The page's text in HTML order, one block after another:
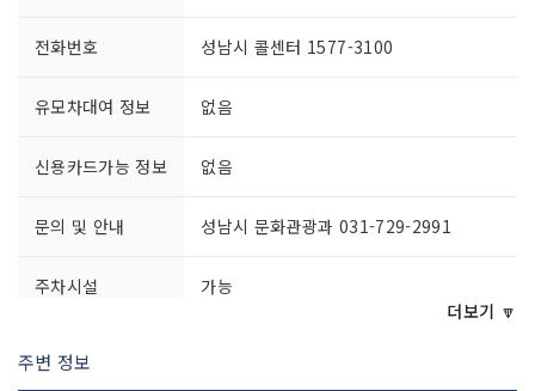
전화번호 성남시 콜센터 1577-3100
유모차대여 정보 없음
신용카드가능 정보 없음
문의 및 안내 성남시 문화관광과 031-729-2991
주차시설 가능
더보기 🔽
주변 정보